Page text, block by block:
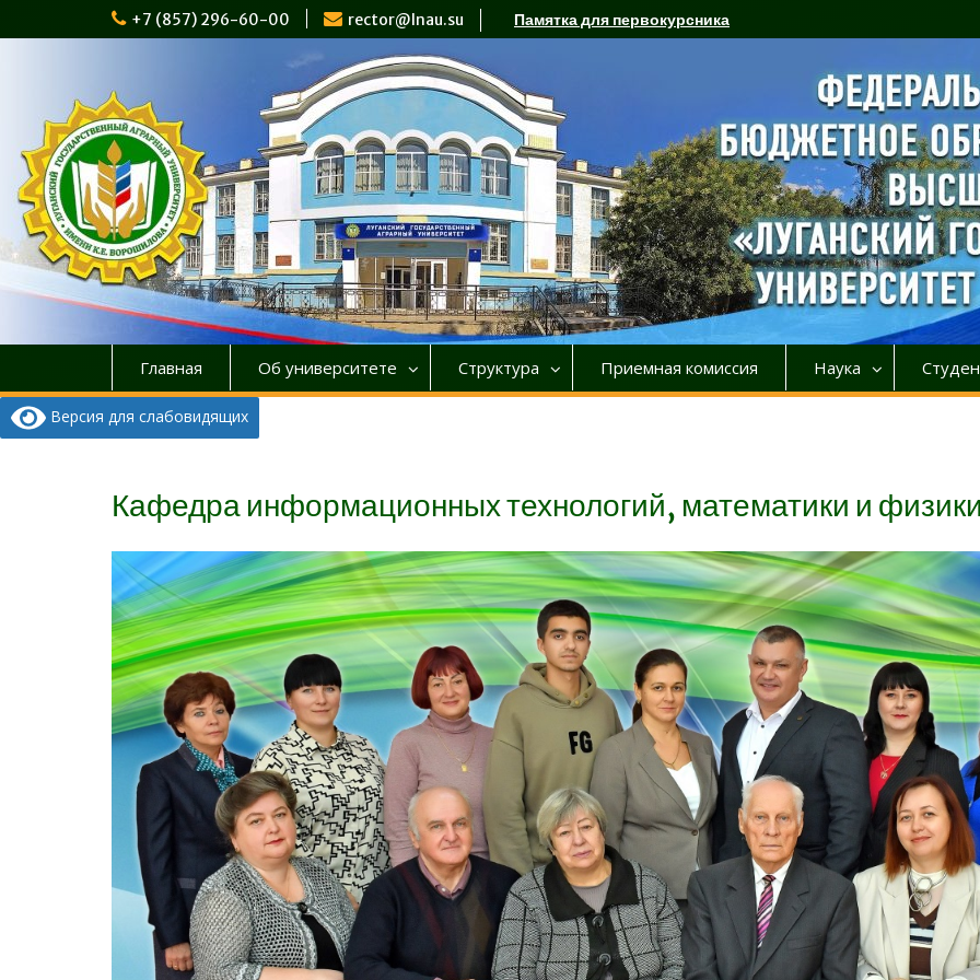
к
+7 (857) 296-60-00 rector@lnau.su Памятка для первокурсника
Главная Об университете Структура Приемная комиссия Наука
Версия для слабовидящих
Кафедра информационных технологий, математики и